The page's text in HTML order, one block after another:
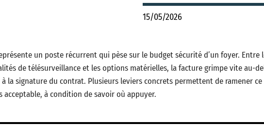
15/05/2026
un poste récurrent qui pèse sur le budget sécurité d’un foyer. Entre
de télésurveillance et les options matérielles, la facture grimpe vite au-
la signature du contrat. Plusieurs leviers concrets permettent de ramener ce
à condition de savoir où appuyer.